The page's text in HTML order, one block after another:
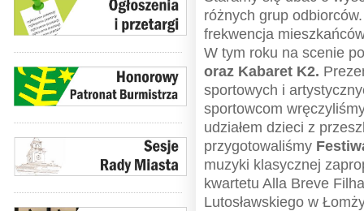
różnych grup
frekwencja
W tym roku na scenie
oraz Kabaret K2.
sportowych i
sportowcom
udziałem dzieci z
przygotowaliśmy
muzyki klasycznej
kwartetu Alla Breve
Lutosławskiego w